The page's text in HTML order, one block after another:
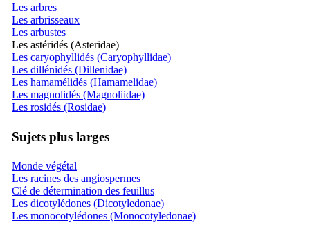
Les arbres
Les arbrisseaux
Les arbustes
Les astéridés (Asteridae)
Les caryophyllidés (Caryophyllidae)
Les dillénidés (Dillenidae)
Les hamamélidés (Hamamelidae)
Les magnolidés (Magnoliidae)
Les rosidés (Rosidae)
Sujets plus larges
Monde végétal
Les racines des angiospermes
Clé de détermination des feuillus
Les dicotylédones (Dicotyledonae)
Les monocotylédones (Monocotyledonae)